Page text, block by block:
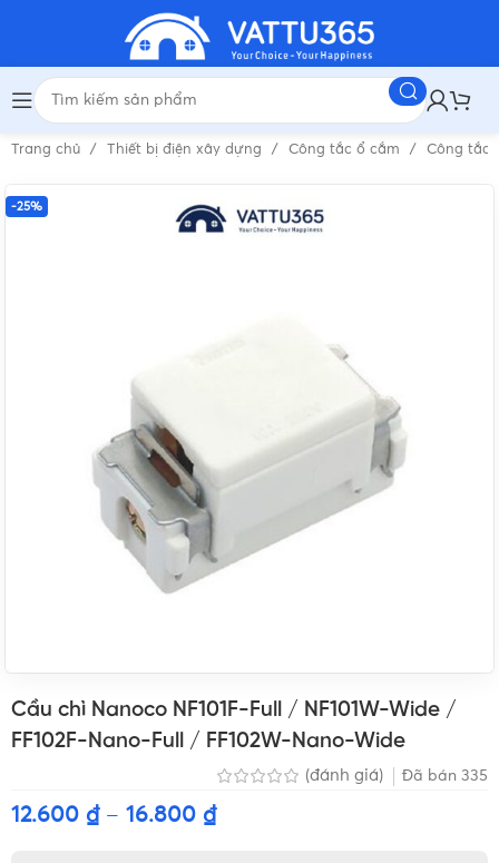
Trang chủ Thiết bị điện xây dựng Công tắc ổ cắm Công tắc
-25%
Cầu chì Nanoco NF101F-Full / NF101W-Wide /
FF102F-Nano-Full / FF102W-Nano-Wide
(đánh giá) Đã bán 335
12.600 ₫–16.800 ₫